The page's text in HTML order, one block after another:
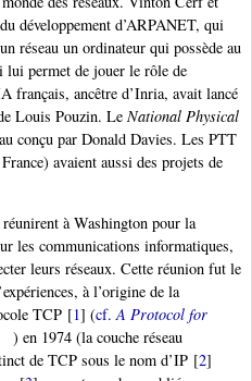
développement d’ARPANET, qui
réseau un ordinateur qui possède au
lui permet de jouer le rôle de
français, ancêtre d’Inria, avait lancé
Louis Pouzin. Le National Physical
conçu par Donald Davies. Les PTT
avaient aussi des projets de
à Washington pour la
les communications informatiques,
leurs réseaux. Cette réunion fut le
à l’origine de la
TCP [1] (cf.A Protocol for
) en 1974 (la couche réseau
de TCP sous le nom d’IP [2]